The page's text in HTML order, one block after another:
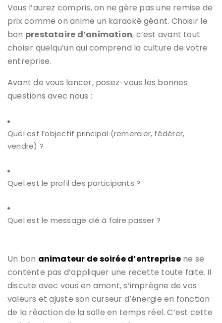
Vous l’aurez compris, on ne gère pas une remise de
prix comme on anime un karaoké géant. Choisir le
bon prestataire d’animation, c’est avant tout
choisir quelqu’un qui comprend la culture de votre
entreprise.
Avant de vous lancer, posez-vous les bonnes
questions avec nous :
Quel est l’objectif principal (remercier, fédérer,
vendre) ?
Quel est le profil des participants ?
Quel est le message clé à faire passer ?
Un bon animateur de soirée d’entreprisene se
contente pas d’appliquer une recette toute faite. Il
discute avec vous en amont, s’imprègne de vos
valeurs et ajuste son curseur d’énergie en fonction
de la réaction de la salle en temps réel. C’est cette